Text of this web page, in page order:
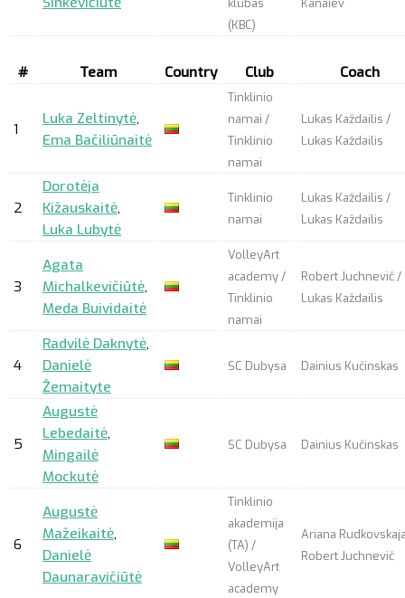
klubas
(KBC)
Kanaiev
# Team Country Club Coach
1
Luka Zeltinytė,
Ema Bačiliūnaitė
Tinklinio
namai /
Tinklinio
namai
Lukas Každailis /
Lukas Každailis
2
Dorotėja
Kižauskaitė,
Luka Lubytė
Tinklinio
namai
Lukas Každailis /
Lukas Každailis
3
Agata
Michalkevičiūtė,
Meda Buividaitė
VolleyArt
academy /
Tinklinio
namai
Robert Juchnevič /
Lukas Každailis
4
Radvilė Daknytė,
Danielė
Žemaityte
SC Dubysa Dainius Kučinskas
5
Augustė
Lebedaitė,
Mingailė
Mockutė
SC Dubysa Dainius Kučinskas
6
Augustė
Mažeikaitė,
Danielė
Daunaravičiūtė
Tinklinio
akademija
(TA) /
VolleyArt
academy
Ariana
Robert Juchnevič